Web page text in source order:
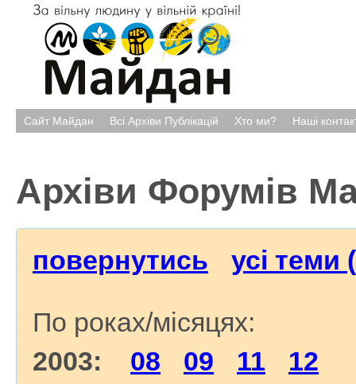
Сайт Майдан Всі Архіви Публікацій Хто ми? Наші
Архіви Форумів
повернутись усі теми
По роках/місяцях:
2003: 08 09 11
12